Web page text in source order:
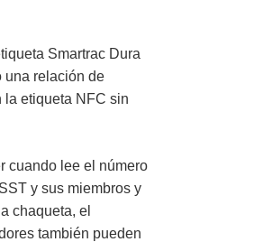
Smartrac Dura
una relación de
la etiqueta NFC sin
cuando lee el número
y sus miembros y
chaqueta, el
también pueden